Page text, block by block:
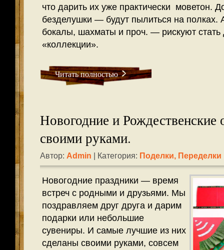
что дарить их уже практически моветон.
безделушки — будут пылиться на
бокалы, шахматы и проч. — рискуют стать
«коллекции».
Читать полностью
Новогодние и Рождественские
своими руками.
Автор: Admin | Категория: Поделки, Переделки
Новогодние праздники — время
встреч с родными и друзьями. Мы
поздравляем друг друга и дарим
подарки или небольшие
сувениры. И самые лучшие из них
сделаны своими руками, совсем